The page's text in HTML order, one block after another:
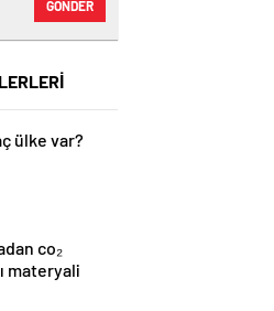
GÖNDER
ülke var?
co₂
materyali